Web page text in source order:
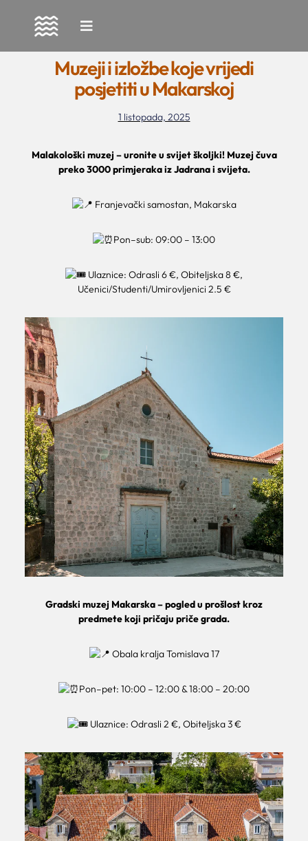
to
Muzeji i izložbe koje vrijedi
posjetiti u Makarskoj
1 listopada, 2025
Malakološki muzej – uronite u svijet školjki! Muzej čuva
preko 3000 primjeraka iz Jadrana i svijeta.
Franjevački samostan, Makarska
Pon–sub: 09:00 – 13:00
Ulaznice: Odrasli 6 €, Obiteljska 8 €,
Učenici/Studenti/Umirovljenici 2.5 €
Gradski muzej Makarska – pogled u prošlost kroz
predmete koji pričaju priče grada.
Obala kralja Tomislava 17
Pon–pet: 10:00 – 12:00 & 18:00 – 20:00
Ulaznice: Odrasli 2 €, Obiteljska 3 €